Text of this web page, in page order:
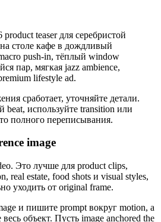
teaser для серебристой
столе кафе в дождливый
push-in, тёплый window
пар, мягкая jazz ambience,
lifestyle ad.
сработает, уточняйте детали.
beat, используйте transition или
полного переписывания.
image
Это лучше для product clips,
real estate, food shots и visual styles,
уходить от original frame.
и пишите prompt вокруг motion, а
объект. Пусть image anchored the